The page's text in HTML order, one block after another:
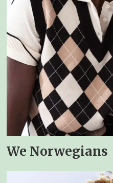
We Norwegians